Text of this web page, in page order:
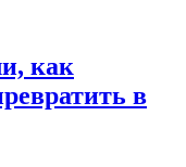
как
в